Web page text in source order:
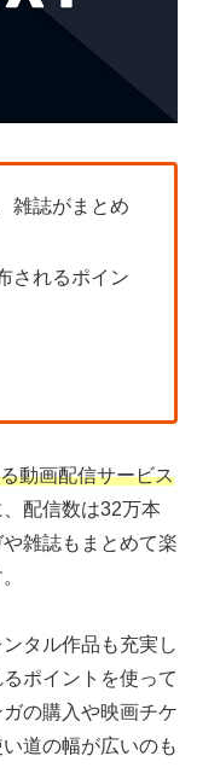
雑誌がまとめ
されるポイン
動画配信サービス
配信数は32万本
雑誌もまとめて楽
タル作品も充実し
ポイントを使って
の購入や映画チケ
道の幅が広いのも